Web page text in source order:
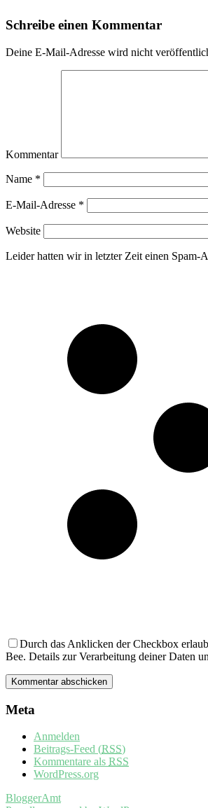
Schreibe einen Kommentar
Deine E-Mail-Adresse wird nicht
Kommentar
Name *
E-Mail-Adresse *
Website
Leider hatten wir in letzter Zeit einen Spam-
Durch das Anklicken der Checkbox
Bee. Details zur Verarbeitung deiner Daten
Meta
Anmelden
Beitrags-Feed (RSS)
Kommentare als RSS
WordPress.org
BloggerAmt